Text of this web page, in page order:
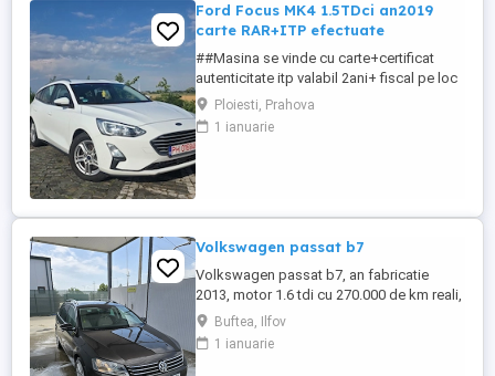
Ford Focus MK4 1.5TDci an2019
carte RAR+ITP efectuate
##Masina se vinde cu carte+certificat
autenticitate itp valabil 2ani+ fiscal pe loc
## -Ford Focus MK4-1.5TDci 95cp DIESEL
EURO 6 an2019 fără AD Blue -245.000KM
Reali 100% (istoric verificat ),Carte
Ploiesti, Prahova
1 ianuarie
Volkswagen passat b7
Volkswagen passat b7, an fabricatie
2013, motor 1.6 tdi cu 270.000 de km reali,
cutie manuala. Masina personala de
aproximativ 3 ani, cu revizii la timp si
intretinere corespunzatoare, interior din
Buftea, Ilfov
1 ianuarie